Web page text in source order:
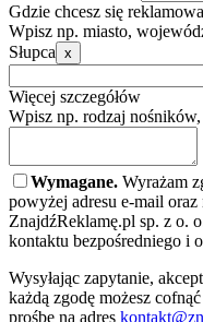
Gdzie chcesz się
Wpisz np. miasto,
Słupca x
Więcej szczegółów
Wpisz np. rodzaj
Wymagane. Wyrażam
powyżej adresu e-mail
ZnajdźReklamę.pl sp. z o.
kontaktu bezpośredniego i
Wysyłając zapytanie,
każdą zgodę możesz
prośbę na adres